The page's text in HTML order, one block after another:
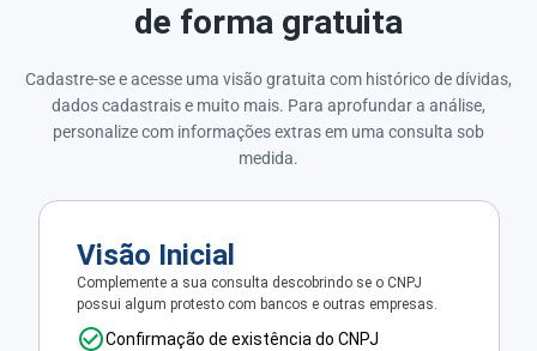
de forma gratuita
Cadastre-se e acesse uma visão gratuita com histórico de dívidas,
dados cadastrais e muito mais. Para aprofundar a análise,
personalize com informações extras em uma consulta sob
medida.
Visão Inicial
Complemente a sua consulta descobrindo se o CNPJ
possui algum protesto com bancos e outras empresas.
Confirmação de existência do CNPJ